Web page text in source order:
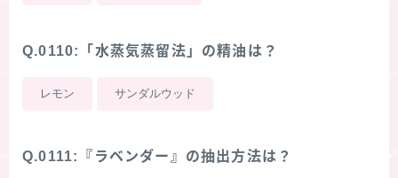
Q.0110:「水蒸気蒸留法」の精油は？
レモン サンダルウッド
Q.0111:『ラベンダー』の抽出方法は？